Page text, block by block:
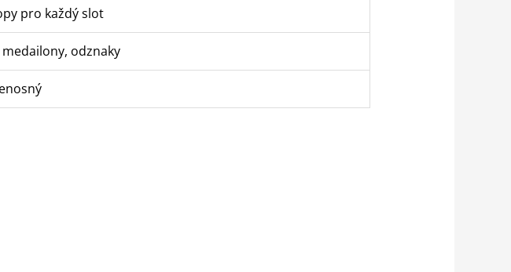
pro každý slot
odznaky